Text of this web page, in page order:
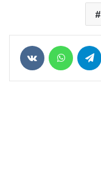
VKontakte WhatsApp Telegram